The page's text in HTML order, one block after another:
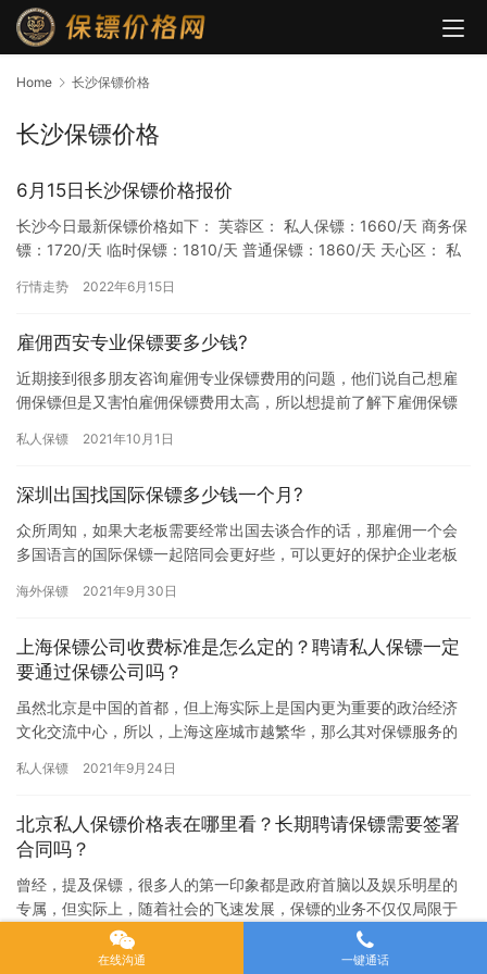
Home 长沙保镖价格
长沙保镖价格
6月15日长沙保镖价格报价
长沙今日最新保镖价格如下： 芙蓉区： 私人保镖：1660/天 商务保
镖：1720/天 临时保镖：1810/天 普通保镖：1860/天 天心区： 私
行情走势 2022年6月15日
雇佣西安专业保镖要多少钱?
近期接到很多朋友咨询雇佣专业保镖费用的问题，他们说自己想雇
佣保镖但是又害怕雇佣保镖费用太高，所以想提前了解下雇佣保镖
解下…
私人保镖 2021年10月1日
深圳出国找国际保镖多少钱一个月?
众所周知，如果大老板需要经常出国去谈合作的话，那雇佣一个会
多国语言的国际保镖一起陪同会更好些，可以更好的保护企业老板
自己，…
海外保镖 2021年9月30日
上海保镖公司收费标准是怎么定的？聘请私人保镖一定
要通过保镖公司吗？
虽然北京是中国的首都，但上海实际上是国内更为重要的政治经济
文化交流中心，所以，上海这座城市越繁华，那么其对保镖服务的
唱会之…
私人保镖 2021年9月24日
北京私人保镖价格表在哪里看？长期聘请保镖需要签署
合同吗？
曾经，提及保镖，很多人的第一印象都是政府首脑以及娱乐明星的
专属，但实际上，随着社会的飞速发展，保镖的业务不仅仅局限于
一些特殊行业的特殊人群，特别是在北京这样人员复杂且飞速发展
2021年9月21日
在线沟通 一键通话